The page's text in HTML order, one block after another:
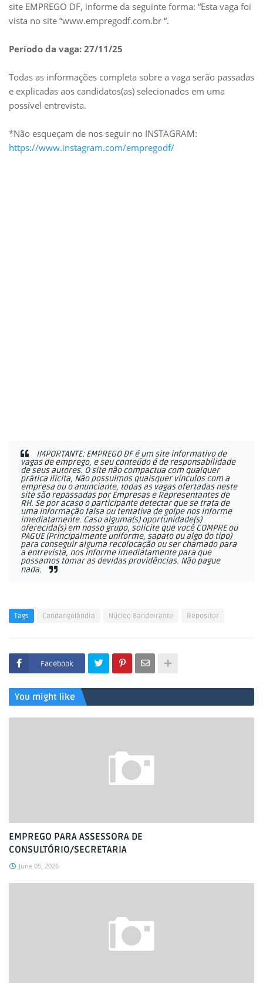
site EMPREGO DF, informe da seguinte forma: “Esta vaga foi
vista no site “www.empregodf.com.br “.
Período da vaga: 27/11/25
Todas as informações completa sobre a vaga serão passadas
e explicadas aos candidatos(as) selecionados em uma
possível entrevista.
*Não esqueçam de nos seguir no INSTAGRAM:
https://www.instagram.com/empregodf/
IMPORTANTE: EMPREGO DF é um site informativo de
vagas de emprego, e seu conteúdo é de responsabilidade
de seus autores. O site não compactua com qualquer
prática ilícita, Não possuímos quaisquer vínculos com a
empresa ou o anunciante, todas as vagas ofertadas neste
site são repassadas por Empresas e Representantes de
RH. Se por acaso o participante detectar que se trata de
uma informação falsa ou tentativa de golpe nos informe
imediatamente. Caso alguma(s) oportunidade(s)
oferecida(s) em nosso grupo, solicite que você COMPRE ou
PAGUE (Principalmente uniforme, sapato ou algo do tipo)
para conseguir alguma recolocação ou ser chamado para
a entrevista, nos informe imediatamente para que
possamos tomar as devidas providências. Não pague
nada.
Tags Candangolândia Núcleo Bandeirante Repositor
Facebook
You might like
EMPREGO PARA ASSESSORA DE
CONSULTÓRIO/SECRETARIA
June 05, 2026